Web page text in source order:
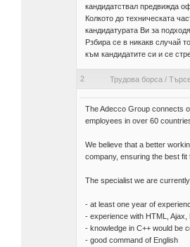
кандидатствал предвижда
Колкото до техническата
кандидатурата Ви за
Рзбира се в никакв случай
към кандидатите си и се
2 Трудова борса /
The Adecco Group connects
employees in over 60
We believe that a better
company, ensuring the best fit
The specialist we are
- at least one year of
- experience with HTML, Ajax,
- knowledge in C++ would be
- good command of English